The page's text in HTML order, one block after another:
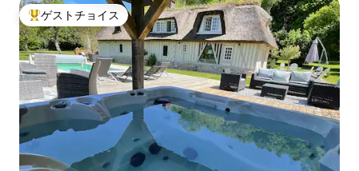
大好評のゲストチョイスです。
ゲストチョイス